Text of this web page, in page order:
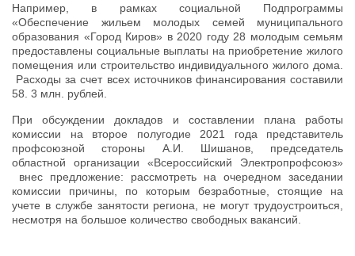
Например, в рамках социальной Подпрограммы
«Обеспечение жильем молодых семей муниципального
образования «Город Киров» в 2020 году 28 молодым семьям
предоставлены социальные выплаты на приобретение жилого
помещения или строительство индивидуального жилого дома.
Расходы за счет всех источников финансирования составили
58. 3 млн. рублей.
При обсуждении докладов и составлении плана работы
комиссии на второе полугодие 2021 года представитель
профсоюзной стороны А.И. Шишанов, председатель
областной организации «Всероссийский Электропрофсоюз»
внес предложение: рассмотреть на очередном заседании
комиссии причины, по которым безработные, стоящие на
учете в службе занятости региона, не могут трудоустроиться,
несмотря на большое количество свободных вакансий.